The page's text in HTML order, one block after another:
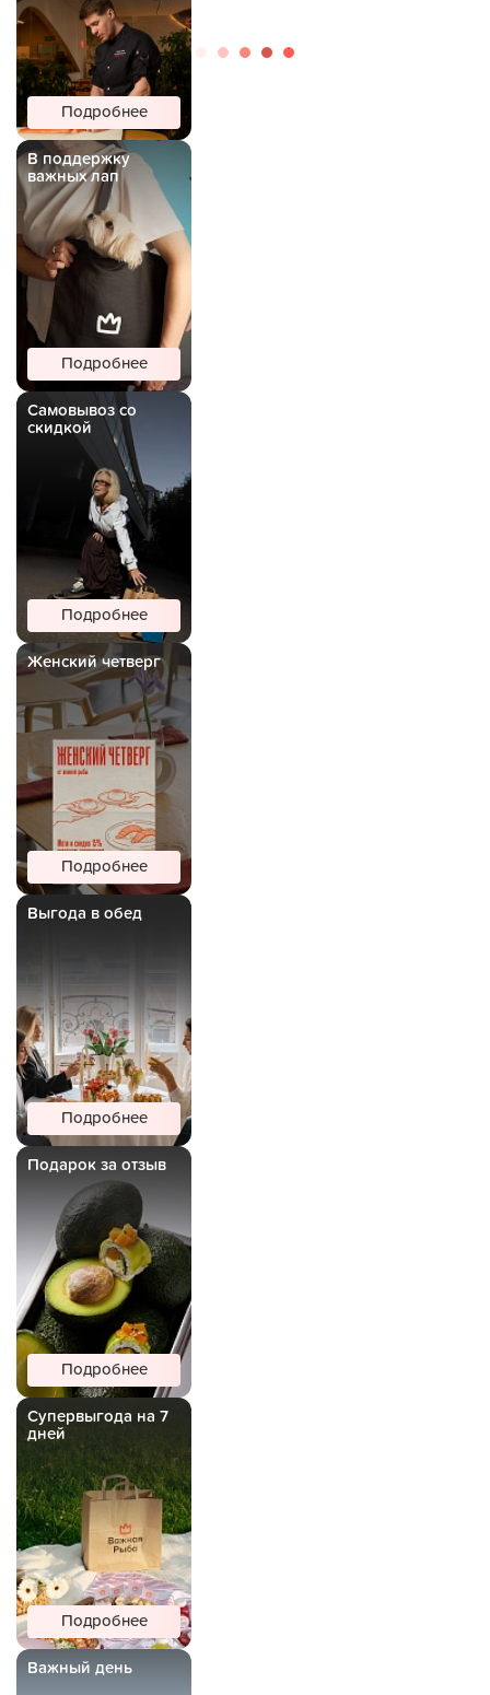
Подробнее
В поддержку
важных лап
Подробнее
Самовывоз со
скидкой
Подробнее
Женский четверг
Подробнее
Выгода в обед
Подробнее
Подарок за отзыв
Подробнее
Супервыгода на 7
дней
Подробнее
Важный день